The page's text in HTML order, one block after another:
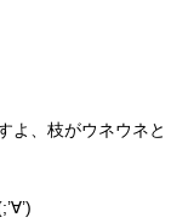
よ、枝がウネウネと